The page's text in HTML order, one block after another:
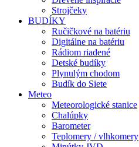
Strojčeky
BUDÍKY
Ručičkové na batériu
Digitálne na batériu
Rádiom riadené
Detské budíky
Plynulým chodom
Budík do Siete
Meteo
Meteorologické stanice
Chalúpky
Barometer
Teplomery / vlhkomery